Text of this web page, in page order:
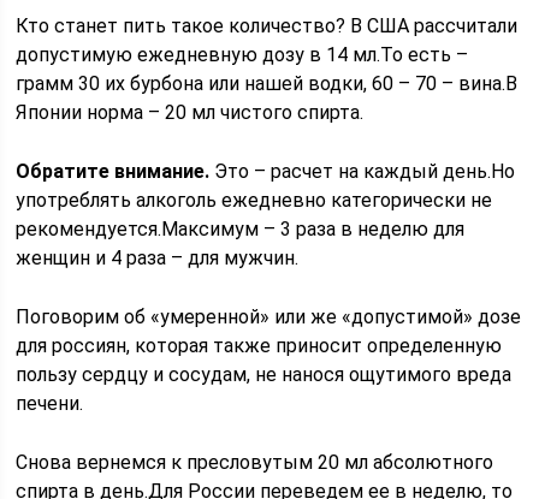
Кто станет пить такое количество? В США рассчитали
допустимую ежедневную дозу в 14 мл.То есть –
грамм 30 их бурбона или нашей водки, 60 – 70 – вина.В
Японии норма – 20 мл чистого спирта.
Обратите внимание. Это – расчет на каждый день.Но
употреблять алкоголь ежедневно категорически не
рекомендуется.Максимум – 3 раза в неделю для
женщин и 4 раза – для мужчин.
Поговорим об «умеренной» или же «допустимой» дозе
для россиян, которая также приносит определенную
пользу сердцу и сосудам, не нанося ощутимого вреда
печени.
Снова вернемся к пресловутым 20 мл абсолютного
спирта в день.Для России переведем ее в неделю, то